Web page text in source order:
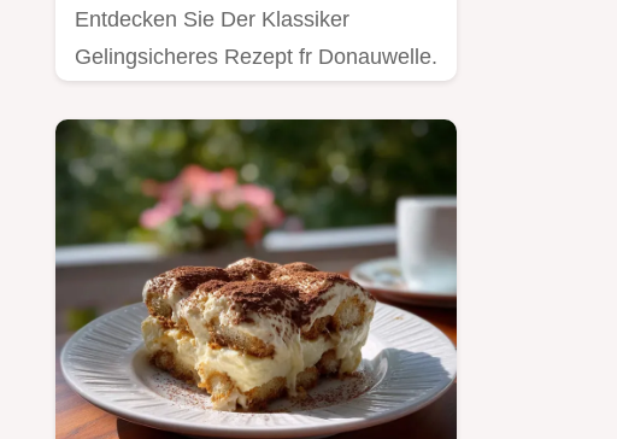
Entdecken Sie Der Klassiker
Gelingsicheres Rezept fr Donauwelle.